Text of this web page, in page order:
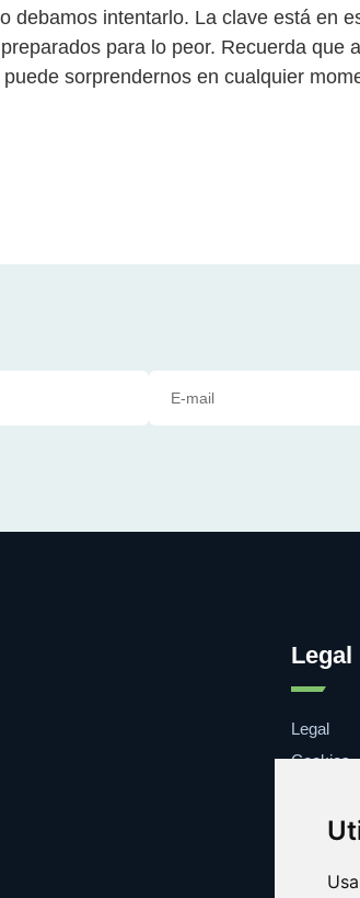
debamos intentarlo. La clave está en
para lo peor. Recuerda que
sorprendernos en cualquier
Legal
Legal
Cookies